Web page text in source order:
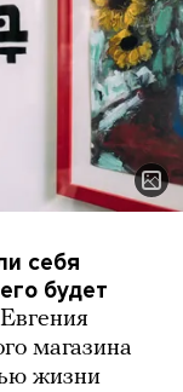
себя
будет
магазина
жизни